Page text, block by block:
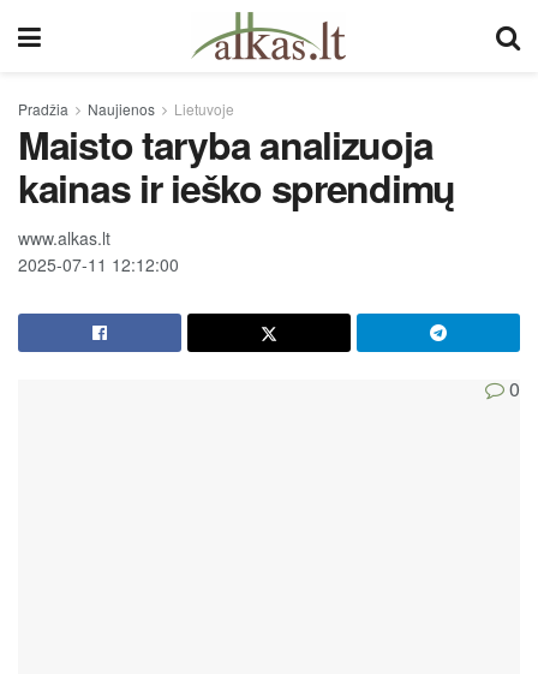
Pradžia Naujienos Lietuvoje
Maisto taryba analizuoja
kainas ir ieško sprendimų
www.alkas.lt
2025-07-11 12:12:00
0